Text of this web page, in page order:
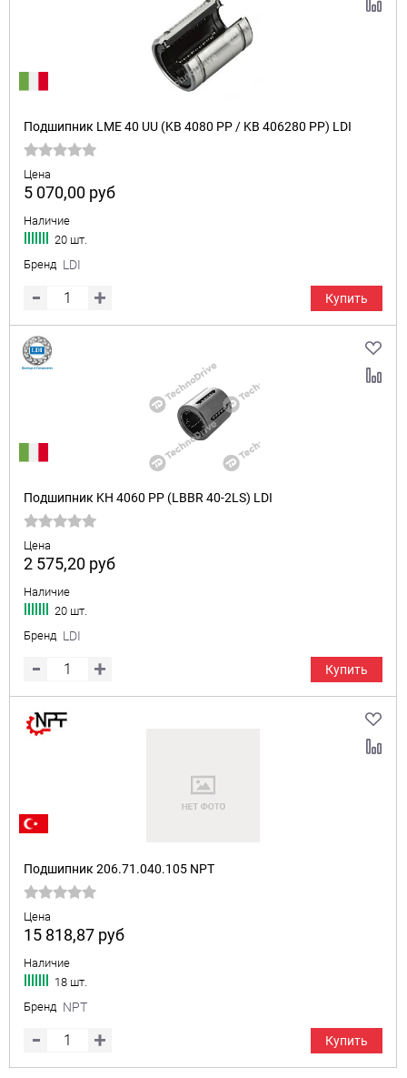
Подшипник LME 40 UU (KB 4080 PP / KB 406280 PP) LDI
Цена
5 070,00 руб
Наличие
20 шт.
Бренд LDI
Купить
Подшипник KH 4060 PP (LBBR 40-2LS) LDI
Цена
2 575,20 руб
Наличие
20 шт.
Бренд LDI
Купить
Подшипник 206.71.040.105 NPT
Цена
15 818,87 руб
Наличие
18 шт.
Бренд NPT
Купить